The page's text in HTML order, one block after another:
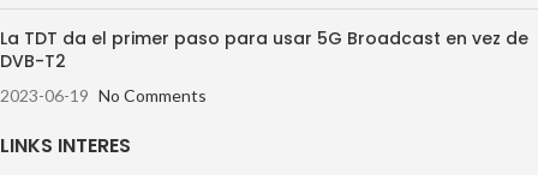
La TDT da el primer paso para usar 5G Broadcast en vez de
DVB-T2
2023-06-19 No Comments
LINKS INTERES